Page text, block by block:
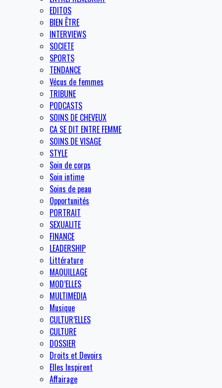
EDITOS
BIEN ÊTRE
INTERVIEWS
SOCIETE
SPORTS
TENDANCE
Vécus de femmes
TRIBUNE
PODCASTS
SOINS DE CHEVEUX
CA SE DIT ENTRE FEMME
SOINS DE VISAGE
STYLE
Soin de corps
Soin intime
Soins de peau
Opportunités
PORTRAIT
SEXUALITE
FINANCE
LEADERSHIP
Littérature
MAQUILLAGE
MOD’ELLES
MULTIMEDIA
Musique
CULTUR’ELLES
CULTURE
DOSSIER
Droits et Devoirs
Elles Inspirent
Affairage